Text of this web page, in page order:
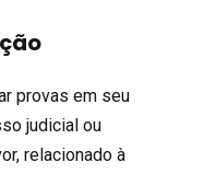
provas em seu
judicial ou
relacionado à